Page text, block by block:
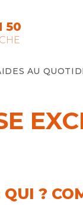
50
AU
?